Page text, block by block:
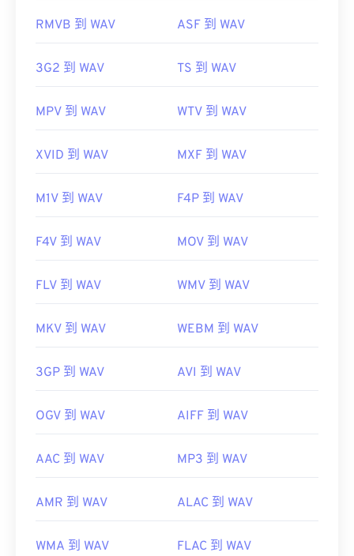
audio-wav
RMVB 到 WAV ASF 到 WAV
3G2 到 WAV TS 到 WAV
MPV 到 WAV WTV 到 WAV
XVID 到 WAV MXF 到 WAV
M1V 到 WAV F4P 到 WAV
F4V 到 WAV MOV 到 WAV
FLV 到 WAV WMV 到 WAV
MKV 到 WAV WEBM 到 WAV
3GP 到 WAV AVI 到 WAV
OGV 到 WAV AIFF 到 WAV
AAC 到 WAV MP3 到 WAV
AMR 到 WAV ALAC 到 WAV
WMA 到 WAV FLAC 到 WAV